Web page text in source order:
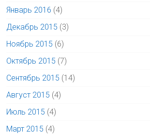
Январь 2016 (4)
Декабрь 2015 (3)
Ноябрь 2015 (6)
Октябрь 2015 (7)
Сентябрь 2015 (14)
Август 2015 (4)
Июль 2015 (4)
Март 2015 (4)